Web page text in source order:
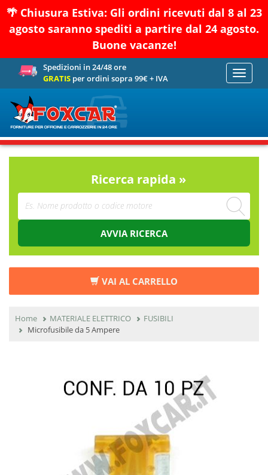
🌴 Chiusura Estiva: Gli ordini ricevuti dal 8 al 23
agosto saranno spediti a partire dal 24 agosto.
Buone vacanze!
Spedizioni in 24/48 ore
GRATIS per ordini sopra 99€ + IVA
Toggle
Ricerca rapida »
AVVIA RICERCA
VAI AL CARRELLO
Home MATERIALE ELETTRICO
FUSIBILI
Microfusibile da 5 Ampere